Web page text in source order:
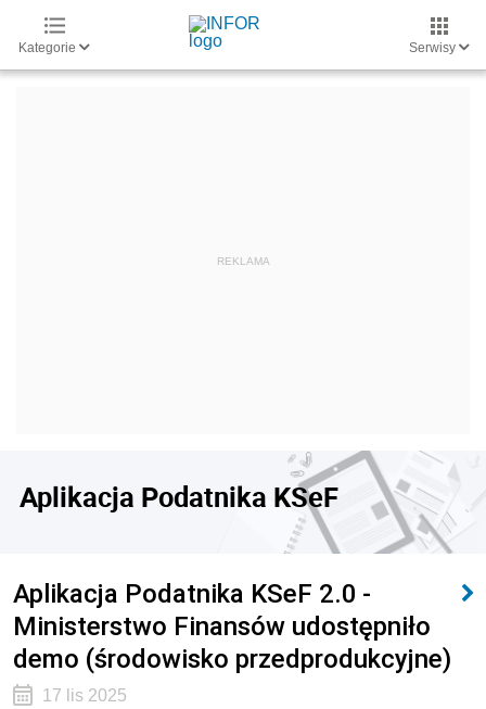
Kategorie Serwisy
Aplikacja Podatnika KSeF
Aplikacja Podatnika KSeF 2.0 -
Ministerstwo Finansów udostępniło
demo (środowisko przedprodukcyjne)
17 lis 2025